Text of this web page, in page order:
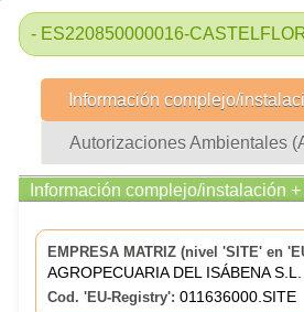
- ES220850000016-
Información complejo/
Autorizaciones Ambientales
Información complejo/instalación
EMPRESA MATRIZ (nivel 'SITE' en
AGROPECUARIA DEL ISÁBENA S.L.
Cod. 'EU-Registry': 011636000.SITE